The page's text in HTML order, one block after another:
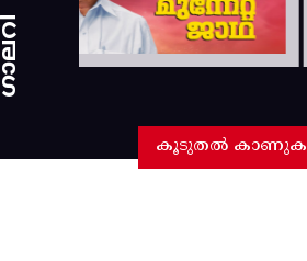
കൂടുതൽ കാണുക